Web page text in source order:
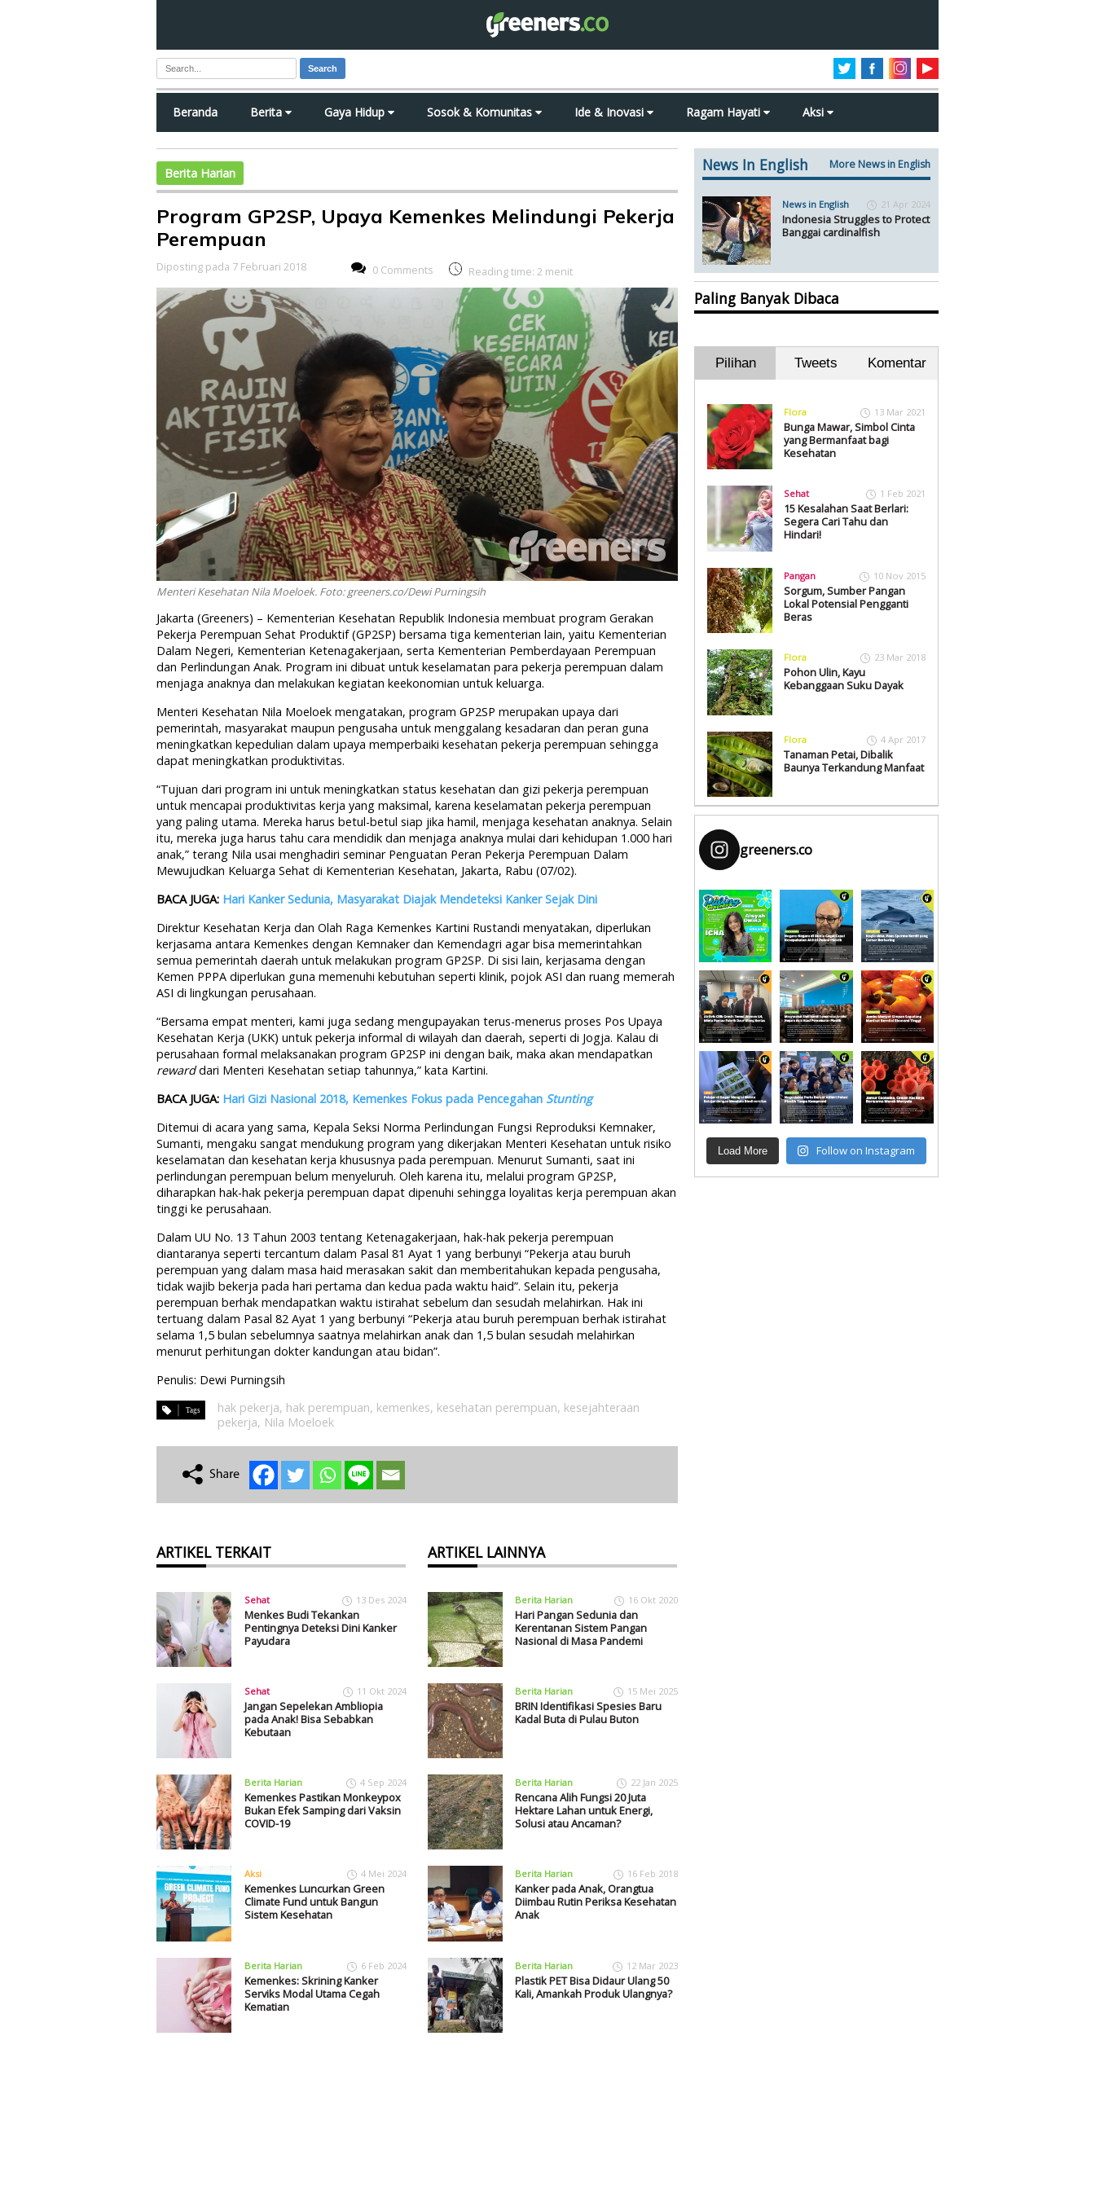
Search
Beranda Berita Gaya Hidup Sosok & Komunitas Ide & Inovasi Ragam Hayati Aksi
Berita Harian
Program GP2SP, Upaya Kemenkes Melindungi Pekerja
Perempuan
Diposting pada 7 Februari 2018 0 Comments Reading time: 2 menit
Menteri Kesehatan Nila Moeloek. Foto: greeners.co/Dewi Purningsih
Jakarta (Greeners) – Kementerian Kesehatan Republik Indonesia membuat program Gerakan
Pekerja Perempuan Sehat Produktif (GP2SP) bersama tiga kementerian lain, yaitu Kementerian
Dalam Negeri, Kementerian Ketenagakerjaan, serta Kementerian Pemberdayaan Perempuan
dan Perlindungan Anak. Program ini dibuat untuk keselamatan para pekerja perempuan dalam
menjaga anaknya dan melakukan kegiatan keekonomian untuk keluarga.
Menteri Kesehatan Nila Moeloek mengatakan, program GP2SP merupakan upaya dari
pemerintah, masyarakat maupun pengusaha untuk menggalang kesadaran dan peran guna
meningkatkan kepedulian dalam upaya memperbaiki kesehatan pekerja perempuan sehingga
dapat meningkatkan produktivitas.
“Tujuan dari program ini untuk meningkatkan status kesehatan dan gizi pekerja perempuan
untuk mencapai produktivitas kerja yang maksimal, karena keselamatan pekerja perempuan
yang paling utama. Mereka harus betul-betul siap jika hamil, menjaga kesehatan anaknya. Selain
itu, mereka juga harus tahu cara mendidik dan menjaga anaknya mulai dari kehidupan 1.000 hari
anak,” terang Nila usai menghadiri seminar Penguatan Peran Pekerja Perempuan Dalam
Mewujudkan Keluarga Sehat di Kementerian Kesehatan, Jakarta, Rabu (07/02).
BACA JUGA: Hari Kanker Sedunia, Masyarakat Diajak Mendeteksi Kanker Sejak Dini
Direktur Kesehatan Kerja dan Olah Raga Kemenkes Kartini Rustandi menyatakan, diperlukan
kerjasama antara Kemenkes dengan Kemnaker dan Kemendagri agar bisa memerintahkan
semua pemerintah daerah untuk melakukan program GP2SP. Di sisi lain, kerjasama dengan
Kemen PPPA diperlukan guna memenuhi kebutuhan seperti klinik, pojok ASI dan ruang memerah
ASI di lingkungan perusahaan.
“Bersama empat menteri, kami juga sedang mengupayakan terus-menerus proses Pos Upaya
Kesehatan Kerja (UKK) untuk pekerja informal di wilayah dan daerah, seperti di Jogja. Kalau di
perusahaan formal melaksanakan program GP2SP ini dengan baik, maka akan mendapatkan
rewarddari Menteri Kesehatan setiap tahunnya,” kata Kartini.
BACA JUGA: Hari Gizi Nasional 2018, Kemenkes Fokus pada Pencegahan Stunting
Ditemui di acara yang sama, Kepala Seksi Norma Perlindungan Fungsi Reproduksi Kemnaker,
Sumanti, mengaku sangat mendukung program yang dikerjakan Menteri Kesehatan untuk risiko
keselamatan dan kesehatan kerja khususnya pada perempuan. Menurut Sumanti, saat ini
perlindungan perempuan belum menyeluruh. Oleh karena itu, melalui program GP2SP,
diharapkan hak-hak pekerja perempuan dapat dipenuhi sehingga loyalitas kerja perempuan akan
tinggi ke perusahaan.
Dalam UU No. 13 Tahun 2003 tentang Ketenagakerjaan, hak-hak pekerja perempuan
diantaranya seperti tercantum dalam Pasal 81 Ayat 1 yang berbunyi “Pekerja atau buruh
perempuan yang dalam masa haid merasakan sakit dan memberitahukan kepada pengusaha,
tidak wajib bekerja pada hari pertama dan kedua pada waktu haid”. Selain itu, pekerja
perempuan berhak mendapatkan waktu istirahat sebelum dan sesudah melahirkan. Hak ini
tertuang dalam Pasal 82 Ayat 1 yang berbunyi “Pekerja atau buruh perempuan berhak istirahat
selama 1,5 bulan sebelumnya saatnya melahirkan anak dan 1,5 bulan sesudah melahirkan
menurut perhitungan dokter kandungan atau bidan”.
Penulis: Dewi Purningsih
hak pekerja, hak perempuan, kemenkes, kesehatan perempuan, kesejahteraan
pekerja, Nila Moeloek
ARTIKEL TERKAIT
Sehat 13 Des 2024
Menkes Budi Tekankan
Pentingnya Deteksi Dini Kanker
Payudara
Sehat 11 Okt 2024
Jangan Sepelekan Ambliopia
pada Anak! Bisa Sebabkan
Kebutaan
Berita Harian 4 Sep 2024
Kemenkes Pastikan Monkeypox
Bukan Efek Samping dari Vaksin
COVID-19
Aksi 4 Mei 2024
Kemenkes Luncurkan Green
Climate Fund untuk Bangun
Sistem Kesehatan
Berita Harian 6 Feb 2024
Kemenkes: Skrining Kanker
Serviks Modal Utama Cegah
Kematian
ARTIKEL LAINNYA
Berita Harian 16 Okt 2020
Hari Pangan Sedunia dan
Kerentanan Sistem Pangan
Nasional di Masa Pandemi
Berita Harian 15 Mei 2025
BRIN Identifikasi Spesies Baru
Kadal Buta di Pulau Buton
Berita Harian 22 Jan 2025
Rencana Alih Fungsi 20 Juta
Hektare Lahan untuk Energi,
Solusi atau Ancaman?
Berita Harian 16 Feb 2018
Kanker pada Anak, Orangtua
Diimbau Rutin Periksa Kesehatan
Anak
Berita Harian 12 Mar 2023
Plastik PET Bisa Didaur Ulang 50
Kali, Amankah Produk Ulangnya?
News In English More News in English
News in English 21 Apr 2024
Indonesia Struggles to Protect
Banggai cardinalfish
Paling Banyak Dibaca
Pilihan Tweets Komentar
Flora 13 Mar 2021
Bunga Mawar, Simbol Cinta
yang Bermanfaat bagi
Kesehatan
Sehat 1 Feb 2021
15 Kesalahan Saat Berlari:
Segera Cari Tahu dan
Hindari!
Pangan 10 Nov 2015
Sorgum, Sumber Pangan
Lokal Potensial Pengganti
Beras
Flora 23 Mar 2018
Pohon Ulin, Kayu
Kebanggaan Suku Dayak
Flora 4 Apr 2017
Tanaman Petai, Dibalik
Baunya Terkandung Manfaat
greeners.co
Load More Follow on Instagram